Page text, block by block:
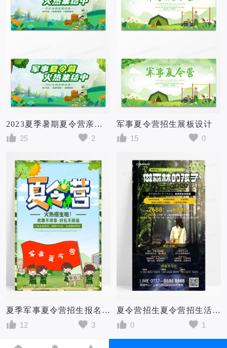
2023夏季暑期夏令营亲子互动军事夏令营招生展板
25
2
军事夏令营招生展板设计
15
0
夏季军事夏令营招生报名预约火热季节海报
12
3
夏令营招生夏令营招生活动夏令营促销军事夏令营海报
0
1